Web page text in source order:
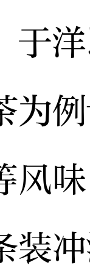
于
为
风
装